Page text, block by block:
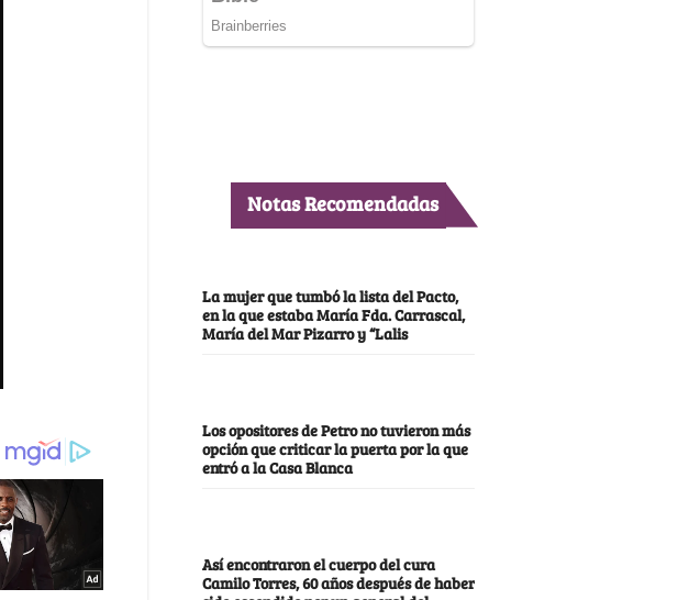
Notas Recomendadas
La mujer que tumbó la lista del Pacto,
en la que estaba María Fda. Carrascal,
María del Mar Pizarro y “Lalis
Los opositores de Petro no tuvieron más
opción que criticar la puerta por la que
entró a la Casa Blanca
Así encontraron el cuerpo del cura
Camilo Torres, 60 años después de haber